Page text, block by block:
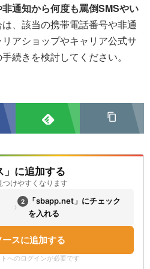
通知から何度も罵倒SMSやい
、該当の携帯電話番号や非通
アショップやキャリア公式サ
続きを検討してください。
」に追加する
けやすくなります
› 2
「sbapp.net」にチェック
を入れる
スに追加する
へのログインが必要です